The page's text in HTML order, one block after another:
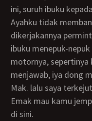
ini, suruh ibuku
Ayahku tidak membantahnya, dengan segera
dikerjakannya
ibuku menepuk-
motornya, sepertinya
menjawab, iya dong
Mak. lalu saya
Emak mau kamu
di sini.